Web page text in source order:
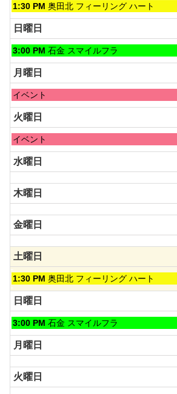
土
曜
日,
8
月
2026
1:30 PM 奥田北 フィーリング ハート
日曜日
日
曜
日,
8
月
2026
3:00 PM 石金 スマイルフラ
月曜日
月
曜
日,
8
月
2026
イベント
火曜日
火
曜
日,
8
月
4th
2026
イベント
水曜日
木曜日
金曜日
土曜日
土
曜
日,
8
月
2026
1:30 PM 奥田北 フィーリング ハート
日曜日
日
曜
日,
8
月
9th
2026
3:00 PM 石金 スマイルフラ
月曜日
火曜日